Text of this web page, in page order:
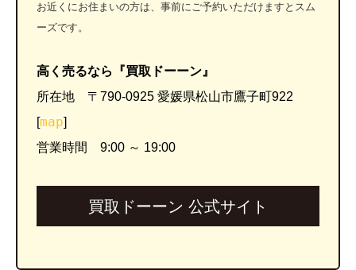
お近くにお住まいの方は、事前にご予約いただけますとスム
ーズです。
高く売るなら『買取ドーーン』
所在地 〒790-0925 愛媛県松山市鷹子町922
[map]
営業時間 9:00 ～ 19:00
買取ドーーン 公式サイト